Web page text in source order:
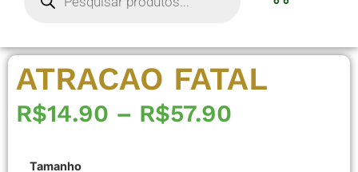
ATRACAO FATAL
R$14.90 – R$57.90
Tamanho